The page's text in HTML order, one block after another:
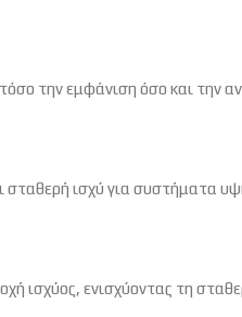
την εμφάνιση όσο και την
ισχύ για συστήματα
ισχύος, ενισχύοντας τη